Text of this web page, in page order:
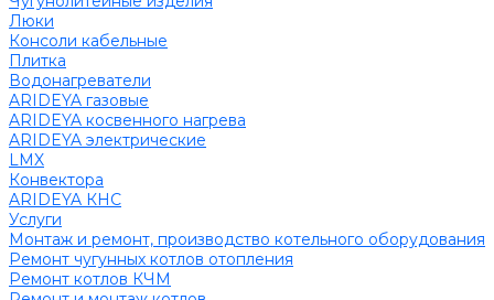
Люки
Консоли кабельные
Плитка
Водонагреватели
ARIDEYA газовые
ARIDEYA косвенного нагрева
ARIDEYA электрические
LMX
Конвектора
ARIDEYA КНС
Услуги
Монтаж и ремонт, производство котельного оборудования
Ремонт чугунных котлов отопления
Ремонт котлов КЧМ